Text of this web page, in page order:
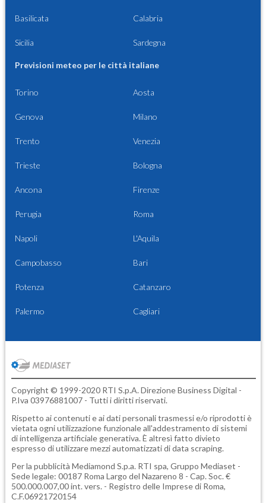
Basilicata Calabria
Sicilia Sardegna
Previsioni meteo per le città italiane
Torino Aosta
Genova Milano
Trento Venezia
Trieste Bologna
Ancona Firenze
Perugia Roma
Napoli L'Aquila
Campobasso Bari
Potenza Catanzaro
Palermo Cagliari
Copyright © 1999-2020 RTI S.p.A. Direzione Business Digital -
P.Iva 03976881007 - Tutti i diritti riservati.
Rispetto ai contenuti e ai dati personali trasmessi e/o riprodotti è
vietata ogni utilizzazione funzionale all'addestramento di sistemi
di intelligenza artificiale generativa. È altresì fatto divieto
espresso di utilizzare mezzi automatizzati di data scraping.
Per la pubblicità Mediamond S.p.a. RTI spa, Gruppo Mediaset -
Sede legale: 00187 Roma Largo del Nazareno 8 - Cap. Soc. €
500.000.007,00 int. vers. - Registro delle Imprese di Roma,
C.F.06921720154